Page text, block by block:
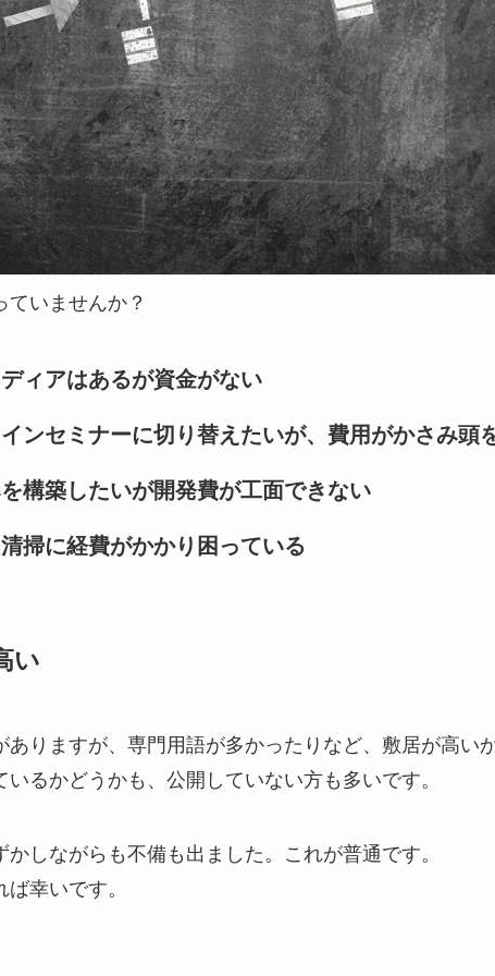
いませんか？
ィアはあるが資金がない
ンセミナーに切り替えたいが、費用がかさみ頭
構築したいが開発費が工面できない
掃に経費がかかり困っている
い
りますが、専門用語が多かったりなど、敷居が高い
るかどうかも、公開していない方も多いです。
しながらも不備も出ました。これが普通です。
幸いです。